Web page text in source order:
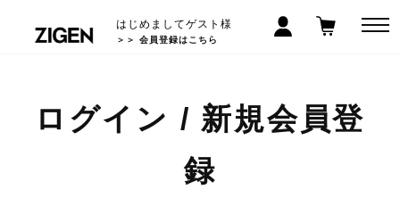
はじめましてゲスト様
＞＞ 会員登録はこちら
ログイン / 新規会員登
録